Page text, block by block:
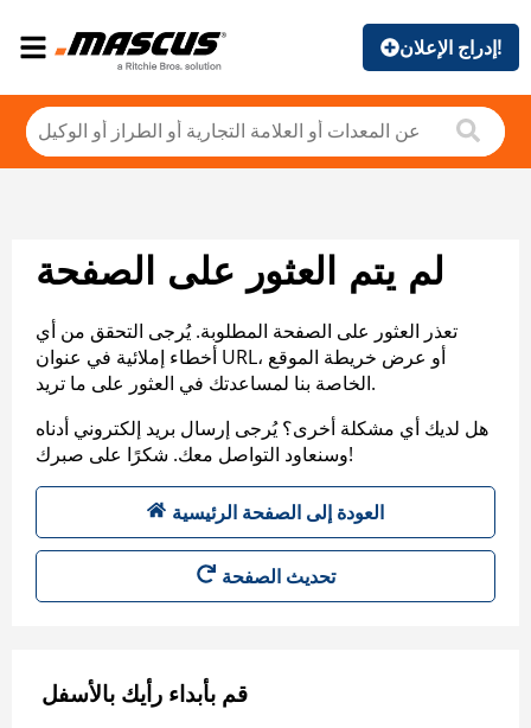
إدراج الإعلان!
لم يتم العثور على الصفحة
تعذر العثور على الصفحة المطلوبة. يُرجى التحقق من أي
أخطاء إملائية في عنوان URL، أو عرض خريطة الموقع
الخاصة بنا لمساعدتك في العثور على ما تريد.
هل لديك أي مشكلة أخرى؟ يُرجى إرسال بريد إلكتروني أدناه
وسنعاود التواصل معك. شكرًا على صبرك!
العودة إلى الصفحة الرئيسية
تحديث الصفحة
قم بأبداء رأيك بالأسفل